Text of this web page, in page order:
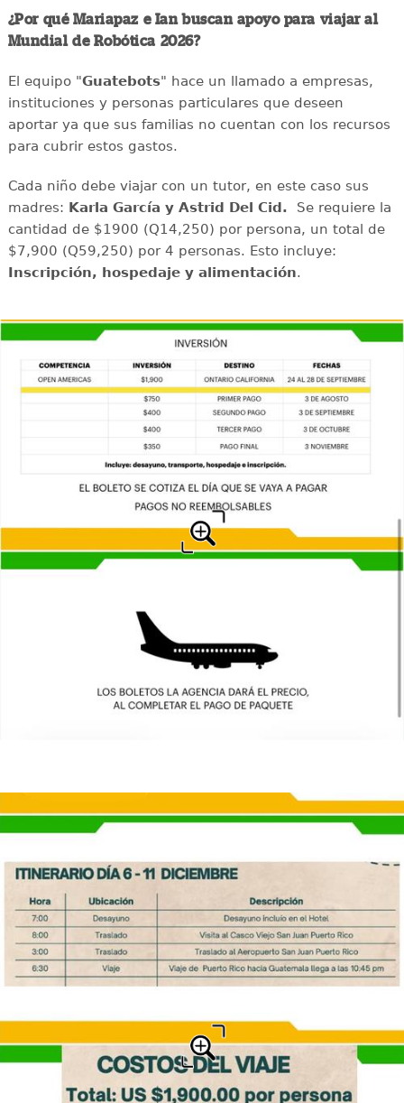
¿Por qué Mariapaz e Ian buscan apoyo para viajar al
Mundial de Robótica 2026?
El equipo "Guatebots" hace un llamado a empresas,
instituciones y personas particulares que deseen
aportar ya que sus familias no cuentan con los recursos
para cubrir estos gastos.
Cada niño debe viajar con un tutor, en este caso sus
madres: Karla García y Astrid Del Cid. Se requiere la
cantidad de $1900 (Q14,250) por persona, un total de
$7,900 (Q59,250) por 4 personas. Esto incluye:
Inscripción, hospedaje y alimentación.